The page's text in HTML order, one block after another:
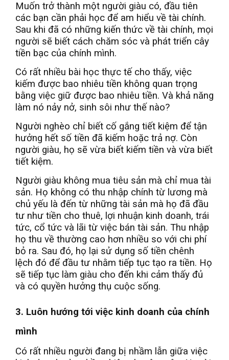
Muốn trở thành một người giàu có, đầu tiên
các bạn cần phải học để am hiểu về tài chính.
Sau khi đã có những kiến thức về tài chính, mọi
người sẽ biết cách chăm sóc và phát triển cây
tiền bạc của chính mình.
Có rất nhiều bài học thực tế cho thấy, việc
kiếm được bao nhiêu tiền không quan trọng
bằng việc giữ được bao nhiêu tiền. Và khả năng
làm nó nảy nở, sinh sôi như thế nào?
Người nghèo chỉ biết cố gắng tiết kiệm để tận
hưởng hết số tiền đã kiếm hoặc trả nợ. Còn
người giàu, họ sẽ vừa biết kiếm tiền và vừa biết
tiết kiệm.
Người giàu không mua tiêu sản mà chỉ mua tài
sản. Họ không có thu nhập chính từ lương mà
chủ yếu là đến từ những tài sản mà họ đã đầu
tư như tiền cho thuê, lợi nhuận kinh doanh, trái
tức, cổ tức và lãi từ việc bán tài sản. Thu nhập
họ thu về thường cao hơn nhiều so với chi phí
bỏ ra. Sau đó, họ lại sử dụng số tiền chênh
lệch đó để đầu tư nhằm tiếp tục tạo ra tiền. Họ
sẽ tiếp tục làm giàu cho đến khi cảm thấy đủ
và có quyền hưởng thụ cuộc sống.
3. Luôn hướng tới việc kinh doanh của chính
mình
Có rất nhiều người đang bị nhầm lẫn giữa việc